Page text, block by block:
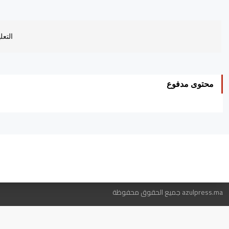
محتوى مدفوع
azulpress.ma جميع الحقوق محفوظة